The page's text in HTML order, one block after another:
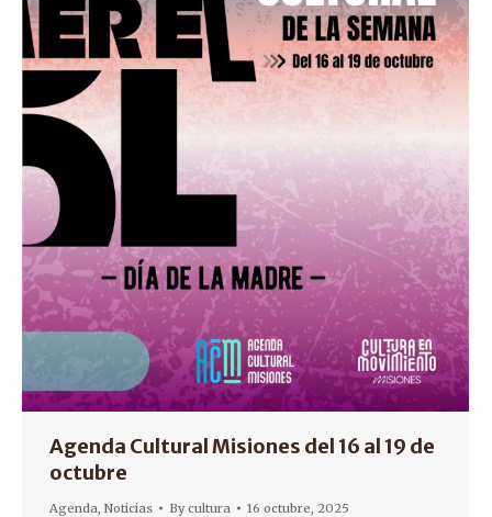
Agenda Cultural Misiones del 16 al 19 de
octubre
Agenda Noticias Bycultura 16 octubre, 2025